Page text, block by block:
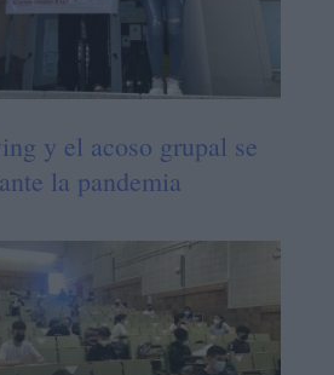
y el acoso grupal se
la pandemia